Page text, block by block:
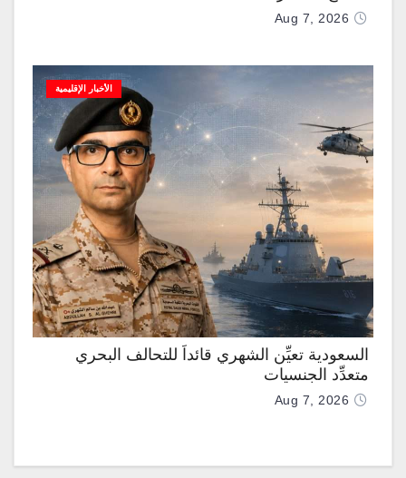
Aug 7, 2026
الأخبار الإقليمية
السعودية تعيِّن الشهري قائداً للتحالف البحري
متعدِّد الجنسيات
Aug 7, 2026